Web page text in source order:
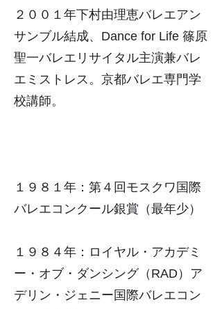
２００１年下村由理恵バレエアン
サンブル結成、Dance for Life 篠原
聖一バレエリサイタル主演兼バレ
エミストレス。京都バレエ専門学
校講師。
１９８１年：第４回モスクワ国際
バレエコンクール銀賞（最年少）
１９８４年：ロイヤル・アカデミ
ー・オブ・ダンシング（RAD）ア
デリン・ジェニー国際バレエコン